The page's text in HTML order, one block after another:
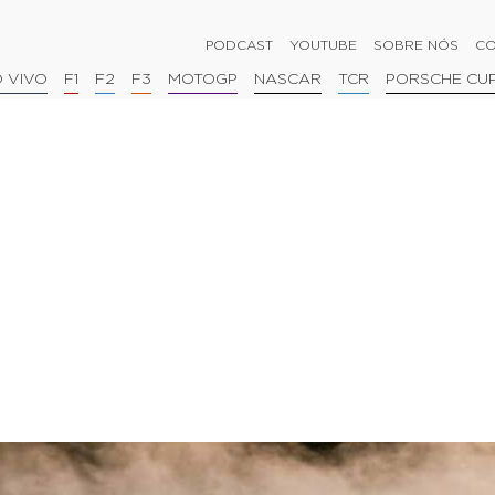
PODCAST YOUTUBE SOBRE NÓS
VIVO F1 F2 F3 MOTOGP NASCAR TCR PORSCHE